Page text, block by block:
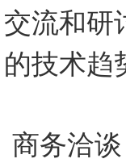
交流和研
的技术趋
商务洽